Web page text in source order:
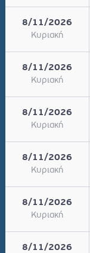
8/11/2026
Κυριακή
8/11/2026
Κυριακή
8/11/2026
Κυριακή
8/11/2026
Κυριακή
8/11/2026
Κυριακή
8/11/2026